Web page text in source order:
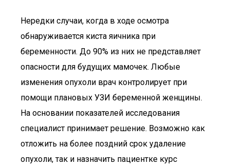
Нередки случаи, когда в ходе осмотра
обнаруживается киста яичника при
беременности. До 90% из них не представляет
опасности для будущих мамочек. Любые
изменения опухоли врач контролирует при
помощи плановых УЗИ беременной женщины.
На основании показателей исследования
специалист принимает решение. Возможно как
отложить на более поздний срок удаление
опухоли, так и назначить пациентке курс